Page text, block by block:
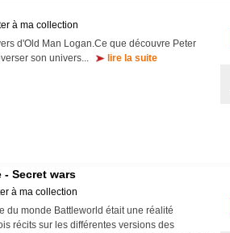
à ma collection
d'Old Man Logan.Ce que découvre Peter
son univers...
lire la suite
- Secret wars
à ma collection
du monde Battleworld était une réalité
récits sur les différentes versions des